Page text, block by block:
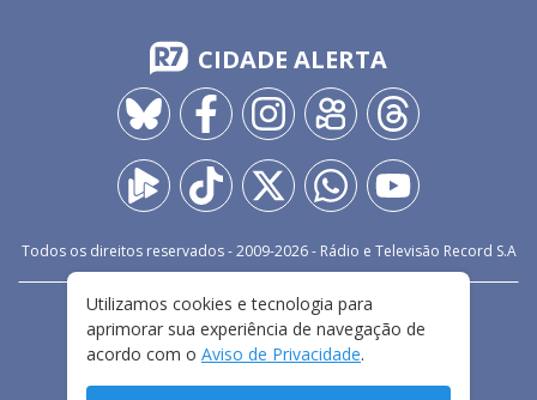
CIDADE ALERTA
Todos os direitos reservados - 2009-2026- Rádio e Televisão Record S.A
FALE CONOSCO
PRIVACIDADE
TERMOS E CONDIÇÕES DE USO
Utilizamos cookies e tecnologia para
aprimorar sua experiência de navegação de
acordo com o Aviso de Privacidade.